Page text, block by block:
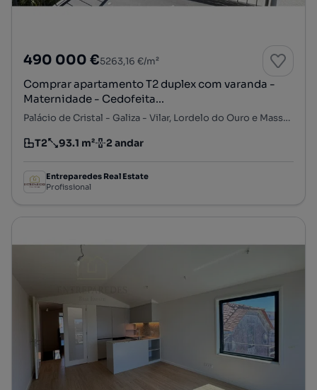
490 000 €5263,16 €/m²
Comprar apartamento T2 duplex com varanda -
Maternidade - Cedofeita...
Palácio de Cristal - Galiza - Vilar, Lordelo do Ouro e Massarelos, Porto, Porto
Tipologia
T2
Preço por metro quadrado
93.1 m²
Andar 2 andar
Entreparedes Real Estate
Profissional